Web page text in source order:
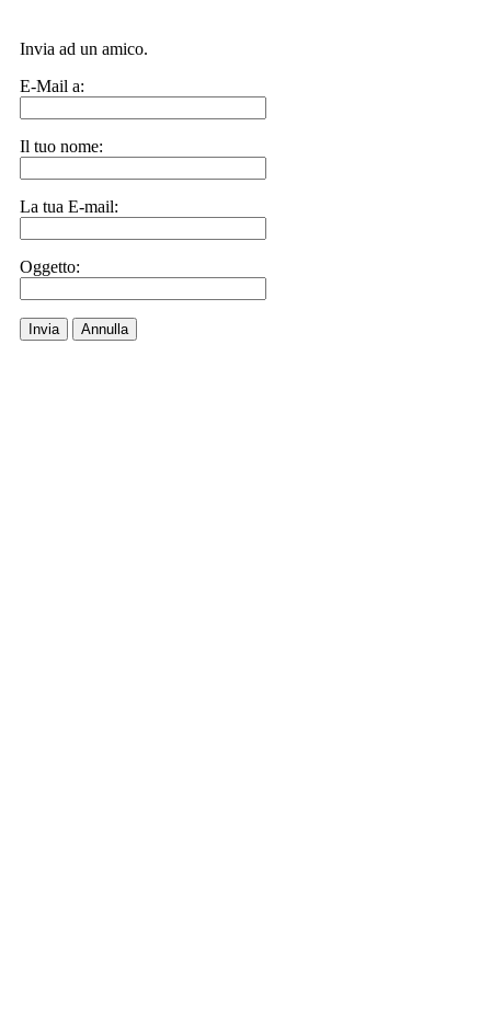
Invia ad un amico.
E-Mail a:
Il tuo nome:
La tua E-mail:
Oggetto:
Invia Annulla